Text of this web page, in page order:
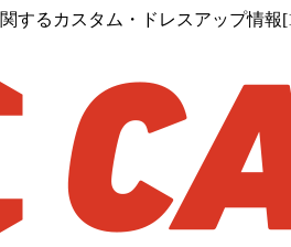
するカスタム・ドレスアップ情報